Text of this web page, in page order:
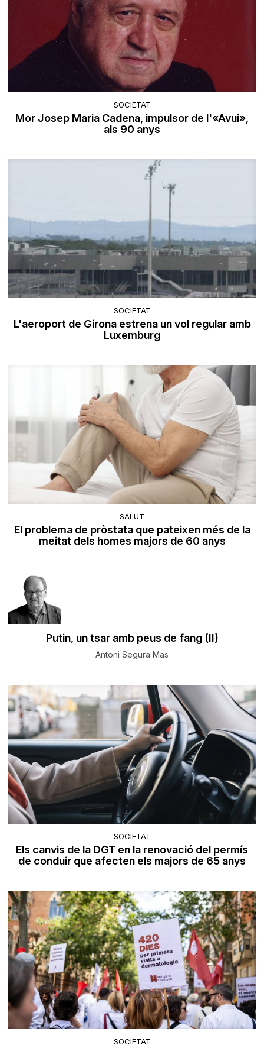
SOCIETAT
Mor Josep Maria Cadena, impulsor de l'«Avui»,
als 90 anys
SOCIETAT
L'aeroport de Girona estrena un vol regular amb
Luxemburg
SALUT
El problema de pròstata que pateixen més de la
meitat dels homes majors de 60 anys
Putin, un tsar amb peus de fang (II)
Antoni Segura Mas
SOCIETAT
Els canvis de la DGT en la renovació del permís
de conduir que afecten els majors de 65 anys
SOCIETAT